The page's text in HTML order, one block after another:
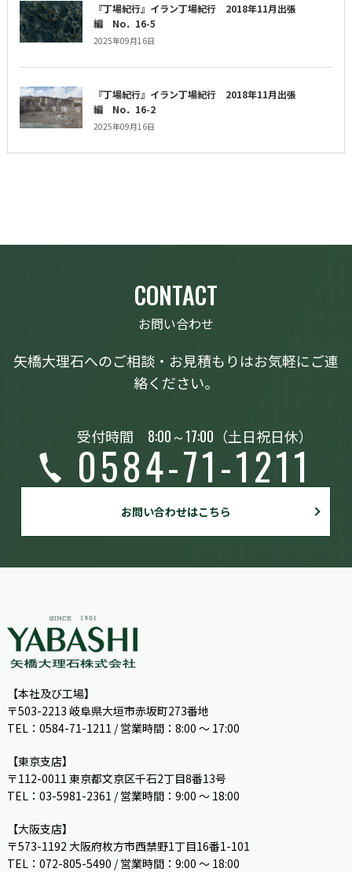
『丁場紀行』イラン丁場紀行 2018年11月出張
編 No．16-5
2025年09月16日
『丁場紀行』イラン丁場紀行 2018年11月出張
編 No．16-2
2025年09月16日
CONTACT
お問い合わせ
矢橋大理石へのご相談・お見積もりはお気軽にご連
絡ください。
受付時間 8:00～17:00 （土日祝日休）
0584-71-1211
お問い合わせはこちら
【本社及び工場】
〒503-2213 岐阜県大垣市赤坂町273番地
TEL：0584-71-1211 / 営業時間：8:00 ～ 17:00
【東京支店】
〒112-0011 東京都文京区千石2丁目8番13号
TEL：03-5981-2361 / 営業時間：9:00 〜 18:00
【大阪支店】
〒573-1192 大阪府枚方市西禁野1丁目16番1-101
TEL：072-805-5490 / 営業時間：9:00 ～ 18:00